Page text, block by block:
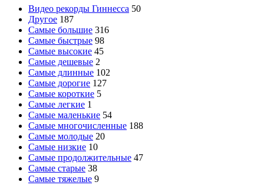
Видео рекорды Гиннесса 50
Другое 187
Самые большие 316
Самые быстрые 98
Самые высокие 45
Самые дешевые 2
Самые длинные 102
Самые дорогие 127
Самые короткие 5
Самые легкие 1
Самые маленькие 54
Самые многочисленные 188
Самые молодые 20
Самые низкие 10
Самые продолжительные 47
Самые старые 38
Самые тяжелые 9